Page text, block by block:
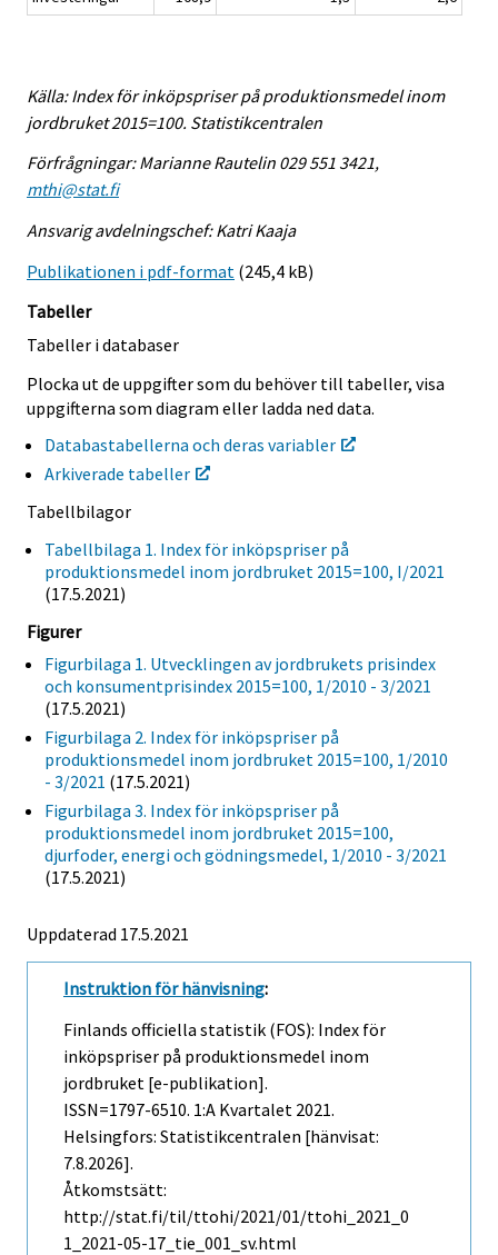
Källa: Index för inköpspriser på produktionsmedel inom
jordbruket 2015=100. Statistikcentralen
Förfrågningar: Marianne Rautelin 029 551 3421,
mthi@stat.fi
Ansvarig avdelningschef: Katri Kaaja
Publikationen i pdf-format (245,4 kB)
Tabeller
Tabeller i databaser
Plocka ut de uppgifter som du behöver till tabeller, visa
uppgifterna som diagram eller ladda ned data.
Databastabellerna och deras variabler
Arkiverade tabeller
Tabellbilagor
Tabellbilaga 1. Index för inköpspriser på
produktionsmedel inom jordbruket 2015=100, I/2021
(17.5.2021)
Figurer
Figurbilaga 1. Utvecklingen av jordbrukets prisindex
och konsumentprisindex 2015=100, 1/2010 - 3/2021
(17.5.2021)
Figurbilaga 2. Index för inköpspriser på
produktionsmedel inom jordbruket 2015=100, 1/2010
- 3/2021 (17.5.2021)
Figurbilaga 3. Index för inköpspriser på
produktionsmedel inom jordbruket 2015=100,
djurfoder, energi och gödningsmedel, 1/2010 - 3/2021
(17.5.2021)
Uppdaterad 17.5.2021
Instruktion för hänvisning:
Finlands officiella statistik (FOS): Index för
inköpspriser på produktionsmedel inom
jordbruket [e-publikation].
ISSN=1797-6510. 1:a Kvartalet 2021.
Helsingfors: Statistikcentralen [hänvisat:
7.8.2026].
Åtkomstsätt:
http://stat.fi/til/ttohi/2021/01/ttohi_2021_0
1_2021-05-17_tie_001_sv.html